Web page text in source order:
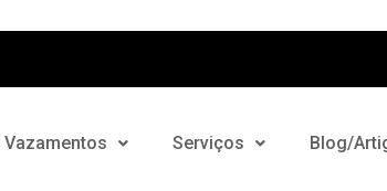
Vazamentos Serviços Blog/